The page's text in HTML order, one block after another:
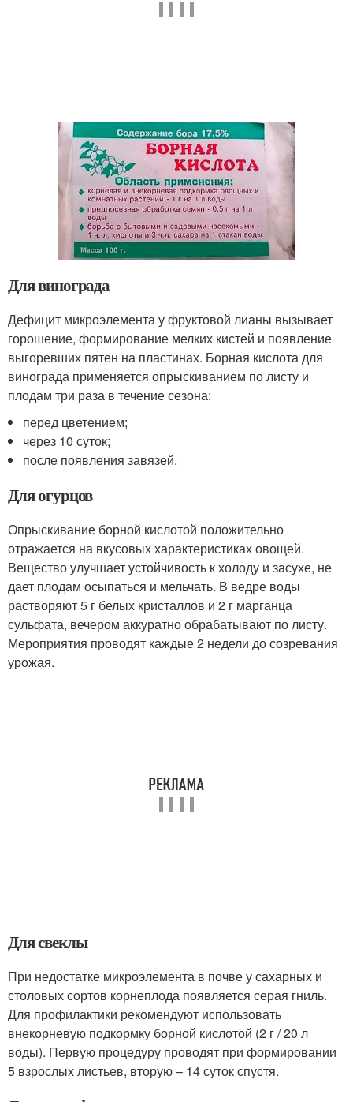
Для винограда
Дефицит микроэлемента у фруктовой лианы вызывает
горошение, формирование мелких кистей и появление
выгоревших пятен на пластинах. Борная кислота для
винограда применяется опрыскиванием по листу и
плодам три раза в течение сезона:
перед цветением;
через 10 суток;
после появления завязей.
Для огурцов
Опрыскивание борной кислотой положительно
отражается на вкусовых характеристиках овощей.
Вещество улучшает устойчивость к холоду и засухе, не
дает плодам осыпаться и мельчать. В ведре воды
растворяют 5 г белых кристаллов и 2 г марганца
сульфата, вечером аккуратно обрабатывают по листу.
Мероприятия проводят каждые 2 недели до созревания
урожая.
Для свеклы
При недостатке микроэлемента в почве у сахарных и
столовых сортов корнеплода появляется серая гниль.
Для профилактики рекомендуют использовать
внекорневую подкормку борной кислотой (2 г / 20 л
воды). Первую процедуру проводят при формировании
5 взрослых листьев, вторую – 14 суток спустя.